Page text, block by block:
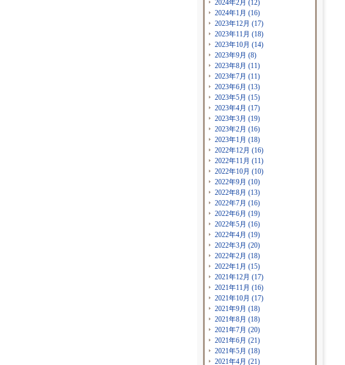
2024年2月 (12)
2024年1月 (16)
2023年12月 (17)
2023年11月 (18)
2023年10月 (14)
2023年9月 (8)
2023年8月 (11)
2023年7月 (11)
2023年6月 (13)
2023年5月 (15)
2023年4月 (17)
2023年3月 (19)
2023年2月 (16)
2023年1月 (18)
2022年12月 (16)
2022年11月 (11)
2022年10月 (10)
2022年9月 (10)
2022年8月 (13)
2022年7月 (16)
2022年6月 (19)
2022年5月 (16)
2022年4月 (19)
2022年3月 (20)
2022年2月 (18)
2022年1月 (15)
2021年12月 (17)
2021年11月 (16)
2021年10月 (17)
2021年9月 (18)
2021年8月 (18)
2021年7月 (20)
2021年6月 (21)
2021年5月 (18)
2021年4月 (21)